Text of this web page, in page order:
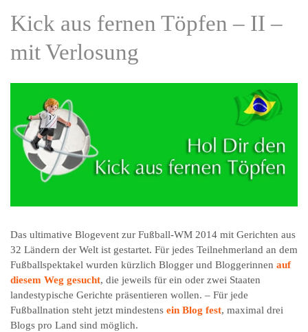
Kick aus fernen Töpfen – II –
mit Verlosung
Das ultimative Blogevent zur Fußball-WM 2014 mit Gerichten aus
32 Ländern der Welt ist gestartet. Für jedes Teilnehmerland an dem
Fußballspektakel wurden kürzlich Blogger und Bloggerinnen auf
diesem Weg gesucht, die jeweils für ein oder zwei Staaten
landestypische Gerichte präsentieren wollen. – Für jede
Fußballnation steht jetzt mindestens ein Blog fest, maximal drei
Blogs pro Land sind möglich.